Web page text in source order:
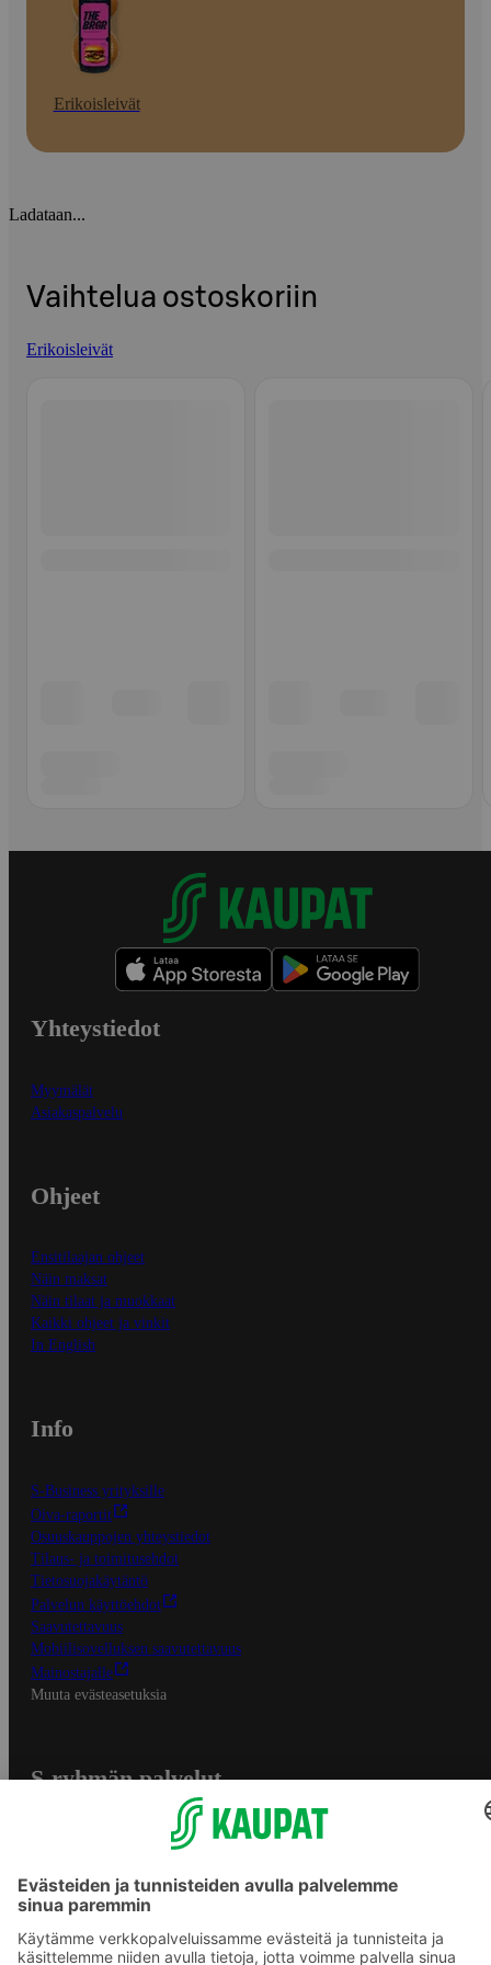
Erikoisleivät
Ladataan...
Vaihtelua ostoskoriin
Erikoisleivät
Yhteystiedot
Myymälät
Asiakaspalvelu
Ohjeet
Ensitilaajan ohjeet
Näin maksat
Näin tilaat ja muokkaat
Kaikki ohjeet ja vinkit
In English
Info
S-Business yrityksille
Oiva-raportit
Osuuskauppojen yhteystiedot
Tilaus- ja toimitusehdot
Tietosuojakäytäntö
Palvelun käyttöehdot
Saavutettavuus
Mobiilisovelluksen saavutettavuus
Mainostajalle
Muuta evästeasetuksia
S-ryhmän palvelut
Yhteishyvä Ruoka -sovellus
S-ostoslista -sovellus
Prisma.fi